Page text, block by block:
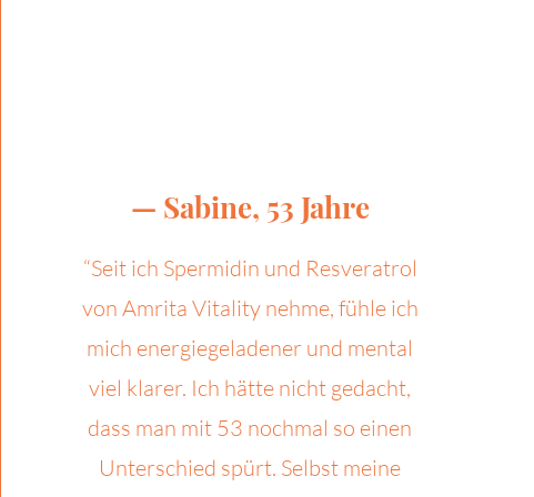
— Sabine, 53 Jahre
“Seit ich Spermidin und Resveratrol
von Amrita Vitality nehme, fühle ich
mich energiegeladener und mental
viel klarer. Ich hätte nicht gedacht,
dass man mit 53 nochmal so einen
Unterschied spürt. Selbst meine